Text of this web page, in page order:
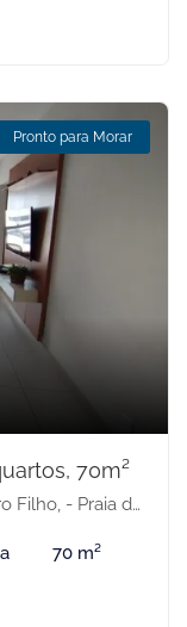
Pronto para Morar
70m²
Itapuã, Vila Velha-ES
70 m²